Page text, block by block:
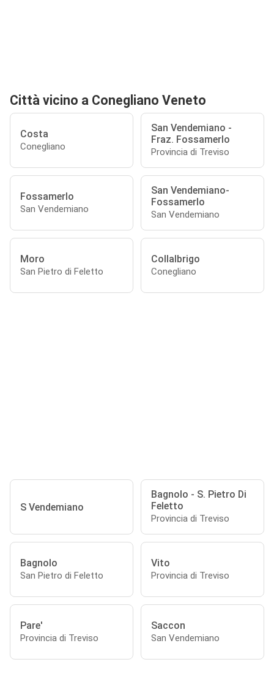
Città vicino a Conegliano Veneto
Costa
Conegliano
San Vendemiano -
Fraz. Fossamerlo
Provincia di Treviso
Fossamerlo
San Vendemiano
San Vendemiano-
Fossamerlo
San Vendemiano
Moro
San Pietro di Feletto
Collalbrigo
Conegliano
S Vendemiano
Bagnolo - S. Pietro Di
Feletto
Provincia di Treviso
Bagnolo
San Pietro di Feletto
Vito
Provincia di Treviso
Pare'
Provincia di Treviso
Saccon
San Vendemiano